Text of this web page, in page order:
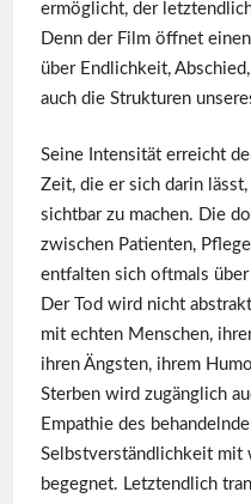
ermöglicht, der
Denn der Film öffnet
über Endlichkeit,
auch die Strukturen
Seine Intensität erreicht
Zeit, die er sich darin
sichtbar zu machen. Die
zwischen Patienten,
entfalten sich oftmals
Der Tod wird nicht
mit echten Menschen,
ihren Ängsten, ihrem
Sterben wird zugänglich
Empathie des
Selbstverständlichkeit mit
begegnet. Letztendlich